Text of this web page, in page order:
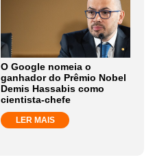
O Google nomeia o
ganhador do Prêmio Nobel
Demis Hassabis como
cientista-chefe
LER MAIS